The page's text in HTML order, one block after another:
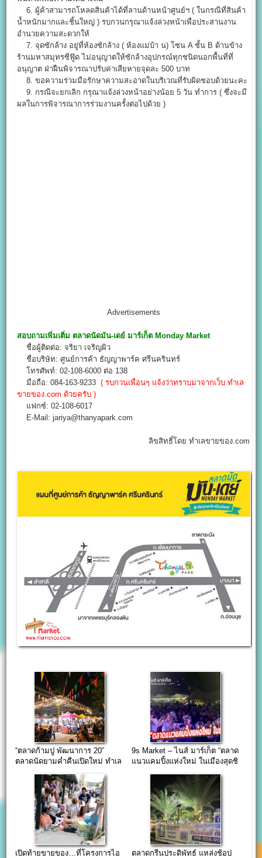
6. ผู้ค้าสามารถโหลดสินค้าได้ที่ลานด้านหน้าศูนย์ฯ ( ในกรณีที่สินค้า
น้ำหนักมากและชิ้นใหญ่ ) รบกวนกรุณาแจ้งล่วงหน้าเพื่อประสานงาน
อำนวยความสะดวกให้
7. จุดซักล้าง อยู่ที่ห้องซักล้าง ( ห้องแม่บ้า น) โซน A ชั้น B ด้านข้าง
ร้านมหาสมุทรซีฟู๊ด ไม่อนุญาตให้ซักล้างอุปกรณ์ทุกชนิดนอกพื้นที่ที่
อนุญาต ฝ่าฝืนพิจารณาปรับค่าเสียหายจุดละ 500 บาท
8. ขอความร่วมมือรักษาความสะอาดในบริเวณที่รับผิดชอบด้วยนะคะ
9. กรณีจะยกเลิก กรุณาแจ้งล่วงหน้าอย่างน้อย 5 วัน ทำการ ( ซึ่งจะมี
ผลในการพิจารณาการร่วมงานครั้งต่อไปด้วย )
Advertisements
สอบถามเพิ่มเติ่ม ตลาดนัดมัน-เดย์ มาร์เก็ต Monday Market
ชื่อผู้ติดต่อ: จริยา เจริญผิว
ชื่อบริษัท: ศูนย์การค้า ธัญญาพาร์ค ศรีนครินทร์
โทรศัพท์: 02-108-6000 ต่อ 138
มือถือ: 084-163-9233( รบกวนเพื่อนๆ แจ้งว่าทราบมาจากเว็บ ทำเล
ขายของ.com ด้วยครับ )
แฟกซ์: 02-108-6017
E-Mail: jariya@thanyapark.com
ลิขสิทธิ์โดย ทำเลขายของ.com
“ตลาดก้ามปู พัฒนาการ 20”
ตลาดนัดยามค่ำคืนเปิดใหม่ ทำเล
9s Market – ไนส์ มาร์เก็ต “ตลาด
แนวแคมปิ้งแห่งใหม่ ในเมืองสุดชิ
เปิดท้ายขายของ…ที่โครงการไอ
ตลาดกรีนประดิพัทธ์ แหล่งช้อป